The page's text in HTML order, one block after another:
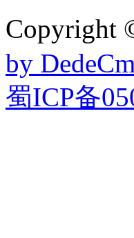
Copyright
by
蜀ICP备